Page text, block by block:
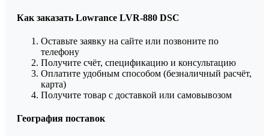
Как заказать Lowrance LVR-880 DSC
Оставьте заявку на сайте или позвоните по
телефону
Получите счёт, спецификацию и консультацию
Оплатите удобным способом (безналичный расчёт,
карта)
Получите товар с доставкой или самовывозом
География поставок